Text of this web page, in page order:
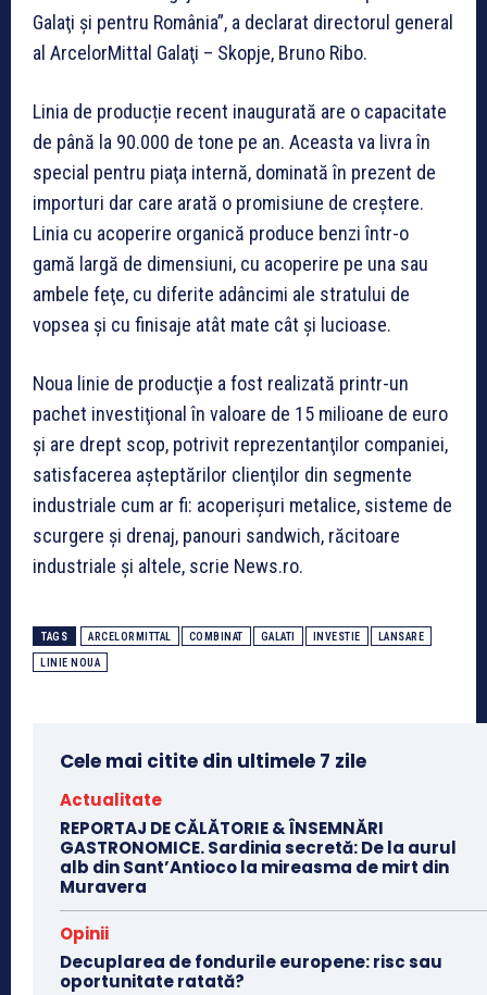
Galaţi şi pentru România”, a declarat directorul general
al ArcelorMittal Galaţi – Skopje, Bruno Ribo.
Linia de producție recent inaugurată are o capacitate
de până la 90.000 de tone pe an. Aceasta va livra în
special pentru piaţa internă, dominată în prezent de
importuri dar care arată o promisiune de creştere.
Linia cu acoperire organică produce benzi într-o
gamă largă de dimensiuni, cu acoperire pe una sau
ambele feţe, cu diferite adâncimi ale stratului de
vopsea şi cu finisaje atât mate cât şi lucioase.
Noua linie de producţie a fost realizată printr-un
pachet investiţional în valoare de 15 milioane de euro
şi are drept scop, potrivit reprezentanţilor companiei,
satisfacerea aşteptărilor clienţilor din segmente
industriale cum ar fi: acoperişuri metalice, sisteme de
scurgere şi drenaj, panouri sandwich, răcitoare
industriale şi altele, scrie News.ro.
TAGS ARCELORMITTAL COMBINAT GALATI INVESTIE LANSARE
LINIE NOUA
Cele mai citite din ultimele 7 zile
Actualitate
REPORTAJ DE CĂLĂTORIE & ÎNSEMNĂRI
GASTRONOMICE. Sardinia secretă: De la aurul
alb din Sant’Antioco la mireasma de mirt din
Muravera
Opinii
Decuplarea de fondurile europene: risc sau
oportunitate ratată?